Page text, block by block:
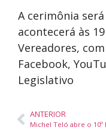
A cerimônia
acontecerá às
Vereadores,
Facebook,
Legislativo
ANTERIOR